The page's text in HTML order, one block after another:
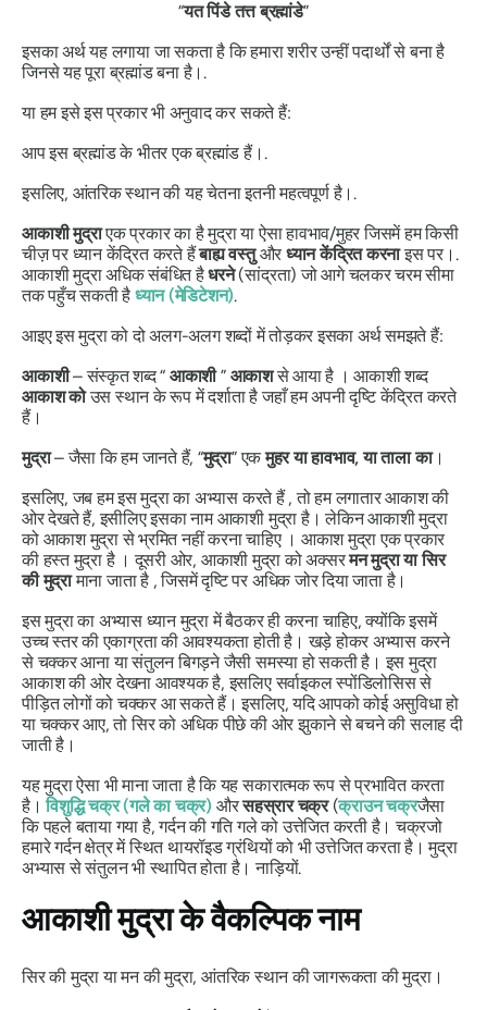
“यत पिंडे तत्त ब्रह्मांडे”
इसका अर्थ यह लगाया जा सकता है कि हमारा शरीर उन्हीं पदार्थों से बना है
जिनसे यह पूरा ब्रह्मांड बना है।.
या हम इसे इस प्रकार भी अनुवाद कर सकते हैं:
आप इस ब्रह्मांड के भीतर एक ब्रह्मांड हैं।.
इसलिए, आंतरिक स्थान की यह चेतना इतनी महत्वपूर्ण है।.
आकाशी मुद्राएक प्रकार का हैमुद्राया ऐसा हावभाव/मुहर जिसमें हम किसी
चीज़ पर ध्यान केंद्रित करते हैंबाह्य वस्तुऔर ध्यान केंद्रित करनाइस पर।.
आकाशी मुद्राअधिक संबंधित हैधरने(सांद्रता) जो आगे चलकर चरम सीमा
तक पहुँच सकती है ध्यान(मेडिटेशन).
आइए इसमुद्रा कोदो अलग-अलग शब्दों में तोड़कर इसका अर्थ समझते हैं:
आकाशी– संस्कृत शब्द “ आकाशी” आकाशसे आया है । आकाशीशब्द
आकाश कोउस स्थान के रूप में दर्शाता है जहाँ हम अपनी दृष्टि केंद्रित करते
हैं।
मुद्रा– जैसा कि हम जानते हैं, “मुद्रा” एकमुहर या हावभाव, या ताला का।
इसलिए, जब हम इसमुद्रा का अभ्यास करते हैं , तो हम लगातार आकाश की
ओर देखते हैं, इसीलिए इसका नामआकाशी मुद्राहै। लेकिनआकाशी मुद्रा
को आकाश मुद्रासे भ्रमित नहीं करना चाहिए । आकाश मुद्राएक प्रकार
कीहस्तमुद्राहै । दूसरी ओर, आकाशी मुद्रा कोअक्सरमन मुद्राया सिर
की मुद्रामाना जाता है , जिसमें दृष्टि पर अधिक जोर दिया जाता है।
इसमुद्रा का अभ्यास ध्यान मुद्रा में बैठकर ही करना चाहिए, क्योंकि इसमें
उच्च स्तर की एकाग्रता की आवश्यकता होती है। खड़े होकर अभ्यास करने
से चक्कर आना या संतुलन बिगड़ने जैसी समस्या हो सकती है। इसमुद्रा
आकाश की ओर देखना आवश्यक है, इसलिए सर्वाइकल स्पोंडिलोसिस से
पीड़ित लोगों को चक्कर आ सकते हैं। इसलिए, यदि आपको कोई असुविधा हो
या चक्कर आए, तो सिर को अधिक पीछे की ओर झुकाने से बचने की सलाह दी
जाती है।
यहमुद्राऐसा भी माना जाता है कि यह सकारात्मक रूप से प्रभावित करता
है।विशुद्धि चक्र(गले काचक्र) औरसहस्रार चक्र(क्राउनचक्रजैसा
कि पहले बताया गया है, गर्दन की गति गले को उत्तेजित करती है।चक्रजो
हमारे गर्दन क्षेत्र में स्थित थायरॉइड ग्रंथियों को भी उत्तेजित करता है।मुद्रा
अभ्यास से संतुलन भी स्थापित होता है।नाड़ियों.
आकाशी मुद्राके वैकल्पिक नाम
सिर कीमुद्रायामन की मुद्रा, आंतरिक स्थान की जागरूकता कीमुद्रा।